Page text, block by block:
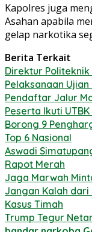
Kapolres juga
Asahan apabila
gelap narkotika
Berita Terkait
Direktur
Pelaksanaan Ujian
Pendaftar Jalur
Peserta Ikuti UTBK
Borong 9
Top 6 Nasional
Aswadi
Rapot Merah
Jaga Marwah
Jangan Kalah dari
Kasus Timah
Trump Tegur